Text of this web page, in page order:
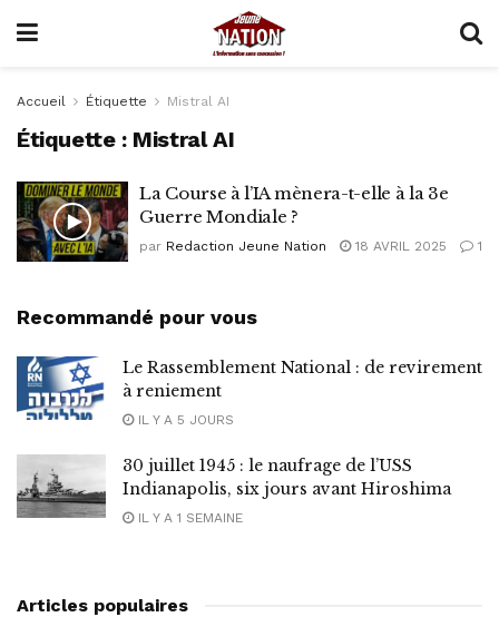
Accueil Étiquette Mistral AI
Étiquette : Mistral AI
La Course à l’IA mènera-t-elle à la 3e
Guerre Mondiale ?
par Redaction Jeune Nation 18 AVRIL 2025 1
Recommandé pour vous
Le Rassemblement National : de revirement
à reniement
IL Y A 5 JOURS
30 juillet 1945 : le naufrage de l’USS
Indianapolis, six jours avant Hiroshima
IL Y A 1 SEMAINE
Articles populaires